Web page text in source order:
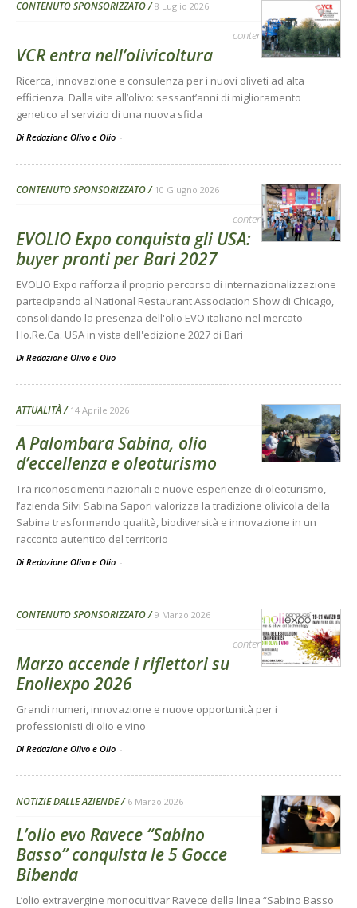
CONTENUTO SPONSORIZZATO 8 Luglio 2026
contenuto sponsorizzato
VCR entra nell’olivicoltura
Ricerca, innovazione e consulenza per i nuovi oliveti ad alta
efficienza. Dalla vite all’olivo: sessant’anni di miglioramento
genetico al servizio di una nuova sfida
Di Redazione Olivo e Olio -
CONTENUTO SPONSORIZZATO 10 Giugno 2026
contenuto sponsorizzato
EVOLIO Expo conquista gli USA:
buyer pronti per Bari 2027
EVOLIO Expo rafforza il proprio percorso di internazionalizzazione
partecipando al National Restaurant Association Show di Chicago,
consolidando la presenza dell'olio EVO italiano nel mercato
Ho.Re.Ca. USA in vista dell'edizione 2027 di Bari
Di Redazione Olivo e Olio -
ATTUALITÀ 14 Aprile 2026
A Palombara Sabina, olio
d’eccellenza e oleoturismo
Tra riconoscimenti nazionali e nuove esperienze di oleoturismo,
l’azienda Silvi Sabina Sapori valorizza la tradizione olivicola della
Sabina trasformando qualità, biodiversità e innovazione in un
racconto autentico del territorio
Di Redazione Olivo e Olio -
CONTENUTO SPONSORIZZATO 9 Marzo 2026
contenuto sponsorizzato
Marzo accende i riflettori su
Enoliexpo 2026
Grandi numeri, innovazione e nuove opportunità per i
professionisti di olio e vino
Di Redazione Olivo e Olio -
NOTIZIE DALLE AZIENDE 6 Marzo 2026
L’olio evo Ravece “Sabino
Basso” conquista le 5 Gocce
Bibenda
L’olio extravergine monocultivar Ravece della linea “Sabino Basso